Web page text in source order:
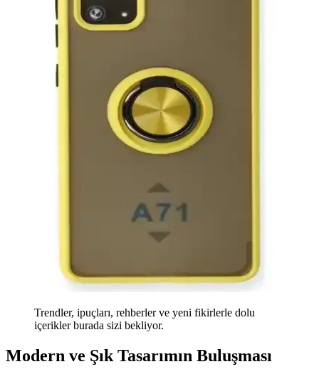
Trendler, ipuçları, rehberler ve yeni fikirlerle dolu
içerikler burada sizi bekliyor.
Modern ve Şık Tasarımın Buluşması